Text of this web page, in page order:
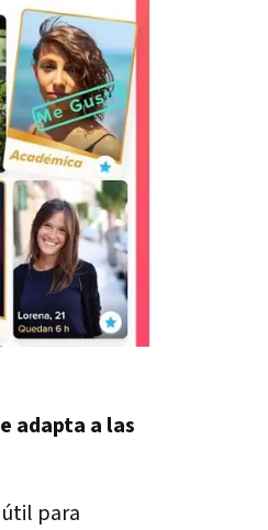
adapta a las
para